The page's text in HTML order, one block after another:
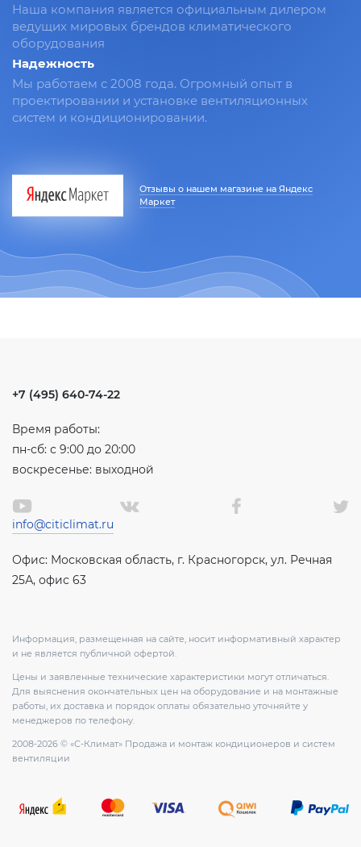
Наша компания является официальным дилером
ведущих мировых брендов климатического
оборудования
Надежность
Мы работаем с 2008 года. Огромный опыт в
проектировании и установке вентиляционных
систем и кондиционировании.
Отзывы о нашем магазине на Яндекс
Маркет
+7 (495) 640-74-22
Время работы:
пн-сб: с 9:00 до 20:00
воскресенье: выходной
info@citiclimat.ru
Офис: Московская область, г. Красногорск, ул. Речная
25А, офис 63
Информация, размещенная на сайте, носит информативный характер
и не является публичной офертой.
Цены и заявленные технические характеристики могут отличаться.
Для выяснения окончательных цен на оборудование и на монтажные
работы, их доставка и порядок оплаты обязательно уточняйте у
менеджеров по телефону.
2008-2026 © «С-Климат» Продажа и монтаж кондиционеров и систем
вентиляции